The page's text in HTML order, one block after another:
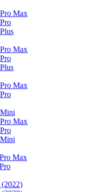
Max
Max
Max
Max
Max
(2022)